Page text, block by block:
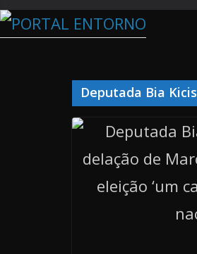
Deputada Bia Kicis